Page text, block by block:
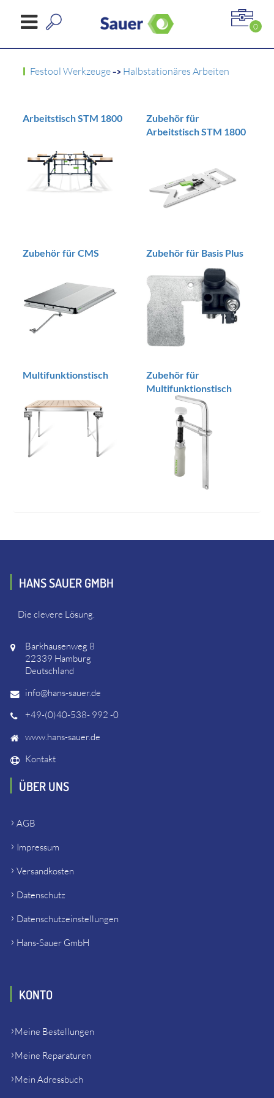
0
Festool Werkzeuge-> Halbstationäres Arbeiten
Arbeitstisch STM 1800
Zubehör für
Arbeitstisch STM 1800
Zubehör für CMS Zubehör für Basis Plus
Multifunktionstisch
Zubehör für
Multifunktionstisch
HANS SAUER GMBH
Die clevere Lösung.
Barkhausenweg 8
22339 Hamburg
Deutschland
info@hans-sauer.de
+49-(0)40-538- 992 -0
www.hans-sauer.de
Kontakt
ÜBER UNS
AGB
Impressum
Versandkosten
Datenschutz
Datenschutzeinstellungen
Hans-Sauer GmbH
KONTO
Meine Bestellungen
Meine Reparaturen
Mein Adressbuch